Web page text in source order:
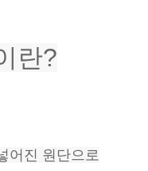
란?
어진 원단으로